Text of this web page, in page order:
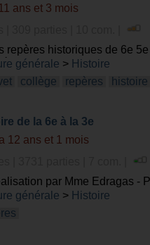
ans et 3 mois
repères historiques de 6e
J-C. Bonne chance et
générale > Histoire
collège repères histoire
de la 6e à la 3e
12 ans et 1 mois
par Mme Edragas -
générale > Histoire